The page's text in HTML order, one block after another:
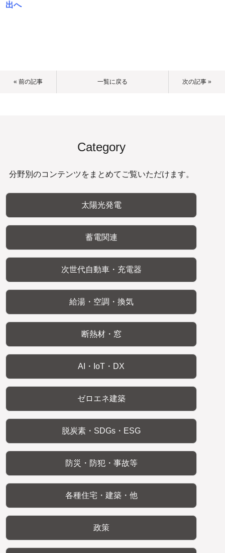
出へ
« 前の記事 一覧に戻る 次の記事 »
Category
分野別のコンテンツをまとめてご覧いただけます。
太陽光発電
蓄電関連
次世代自動車・充電器
給湯・空調・換気
断熱材・窓
AI・IoT・DX
ゼロエネ建築
脱炭素・SDGs・ESG
防災・防犯・事故等
各種住宅・建築・他
政策